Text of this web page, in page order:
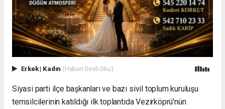
Erkek| Kadın (Haberi Sesli Oku)
Siyasi parti ilçe başkanları ve bazı sivil toplum kuruluşu
temsilcilerinin katıldığı ilk toplantıda Vezirköprü'nün